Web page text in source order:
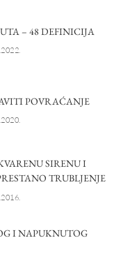
– 48 DEFINICIJA
POVRAĆANJE
SIRENU I
TRUBLJENJE
I NAPUKNUTOG